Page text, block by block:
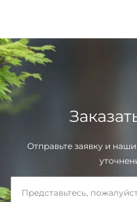
Отправьте заявку и